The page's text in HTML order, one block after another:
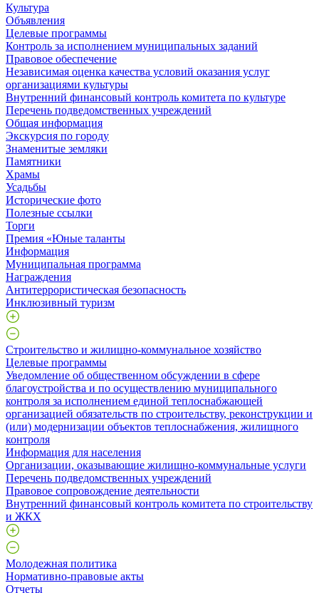
Культура
Объявления
Целевые программы
Контроль за исполнением муниципальных заданий
Правовое обеспечение
Независимая оценка качества условий оказания услуг
организациями культуры
Внутренний финансовый контроль комитета по культуре
Перечень подведомственных учреждений
Общая информация
Экскурсия по городу
Знаменитые земляки
Памятники
Храмы
Усадьбы
Исторические фото
Полезные ссылки
Торги
Премия «Юные таланты
Информация
Муниципальная программа
Награждения
Антитеррористическая безопасность
Инклюзивный туризм
Строительство и жилищно-коммунальное хозяйство
Целевые программы
Уведомление об общественном обсуждении в сфере
благоустройства и по осуществлению муниципального
контроля за исполнением единой теплоснабжающей
организацией обязательств по строительству, реконструкции и
(или) модернизации объектов теплоснабжения, жилищного
контроля
Информация для населения
Организации, оказывающие жилищно-коммунальные услуги
Перечень подведомственных учреждений
Правовое сопровождение деятельности
Внутренний финансовый контроль комитета по строительству
и ЖКХ
Молодежная политика
Нормативно-правовые акты
Отчеты